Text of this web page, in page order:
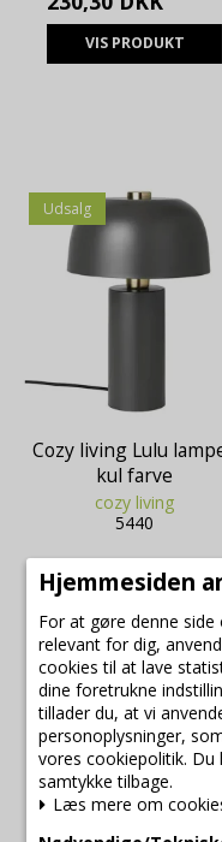
VIS PRODUKT
Udsalg
Cozy living Lulu
kul farve
cozy living
5440
999,00 DKK
549,45 DKK
VIS PRODUKT
Udsalg
Hjemmesiden
For at gøre denne
relevant for dig,
cookies til at lave
dine foretrukne
tillader du, at vi
personoplysninger,
vores cookiepolitik.
samtykke tilbage.
Læs mere om